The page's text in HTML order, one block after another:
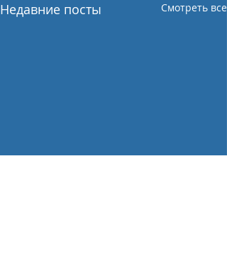
Недавние посты Смотреть все